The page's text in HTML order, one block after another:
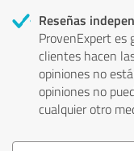
Reseñas
ProvenExpert es
clientes hacen
opiniones no
opiniones no
cualquier otro